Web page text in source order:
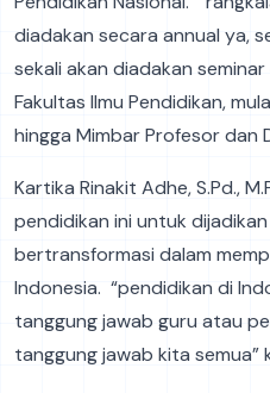
diadakan secara annual ya,
sekali akan diadakan
Fakultas Ilmu Pendidikan,
hingga Mimbar Profesor dan
Kartika Rinakit Adhe, S.Pd.,
pendidikan ini untuk
bertransformasi dalam
Indonesia. “pendidikan di
tanggung jawab guru atau
tanggung jawab kita semua”